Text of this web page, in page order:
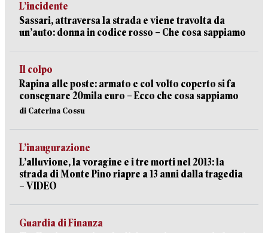
L’incidente
Sassari, attraversa la strada e viene travolta da
un’auto: donna in codice rosso – Che cosa sappiamo
Il colpo
Rapina alle poste: armato e col volto coperto si fa
consegnare 20mila euro – Ecco che cosa sappiamo
di Caterina Cossu
L’inaugurazione
L’alluvione, la voragine e i tre morti nel 2013: la
strada di Monte Pino riapre a 13 anni dalla tragedia
– VIDEO
Guardia di Finanza